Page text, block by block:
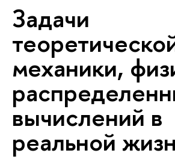
Задачи
механики,
вычислений в
реальной